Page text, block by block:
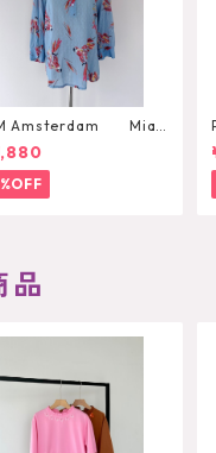
Amsterdam Mia
Blouse
品